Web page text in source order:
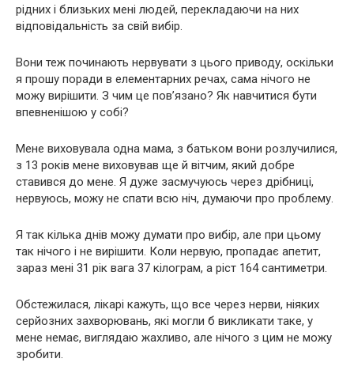
рідних і близьких мені людей, перекладаючи на них
відповідальність за свій вибір.
Вони теж починають нервувати з цього приводу, оскільки
я прошу поради в елементарних речах, сама нічого не
можу вирішити. З чим це пов’язано? Як навчитися бути
впевненішою у собі?
Мене виховувала одна мама, з батьком вони розлучилися,
з 13 років мене виховував ще й вітчим, який добре
ставився до мене. Я дуже засмучуюсь через дрібниці,
нервуюсь, можу не спати всю ніч, думаючи про проблему.
Я так кілька днів можу думати про вибір, але при цьому
так нічого і не вирішити. Коли нервую, пропадає апетит,
зараз мені 31 рік вага 37 кілограм, а ріст 164 сантиметри.
Обстежилася, лікарі кажуть, що все через нерви, ніяких
серйозних захворювань, які могли б викликати таке, у
мене немає, виглядаю жахливо, але нічого з цим не можу
зробити.